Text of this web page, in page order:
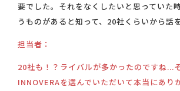
要でした。それをなくしたいと思っていた
うものがあると知って、20社くらいから話
担当者：
20社も！？ライバルが多かったのですね...
INNOVERAを選んでいただいて本当にあり